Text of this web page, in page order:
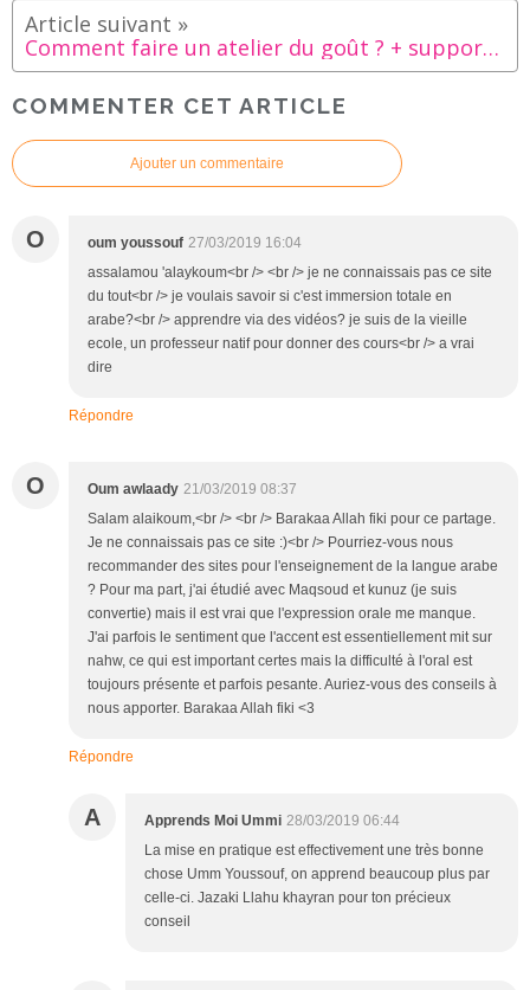
Comment faire un atelier du goût ? + supports gratuits à télécharger
COMMENTER CET ARTICLE
Ajouter un commentaire
O oum youssouf 27/03/2019 16:04
assalamou 'alaykoum<br /> <br /> je ne connaissais pas ce site
du tout<br /> je voulais savoir si c'est immersion totale en
arabe?<br /> apprendre via des vidéos? je suis de la vieille
ecole, un professeur natif pour donner des cours<br /> a vrai
dire
Répondre
O Oum awlaady 21/03/2019 08:37
Salam alaikoum,<br /> <br /> Barakaa Allah fiki pour ce partage.
Je ne connaissais pas ce site :)<br /> Pourriez-vous nous
recommander des sites pour l'enseignement de la langue arabe
? Pour ma part, j'ai étudié avec Maqsoud et kunuz (je suis
convertie) mais il est vrai que l'expression orale me manque.
J'ai parfois le sentiment que l'accent est essentiellement mit sur
nahw, ce qui est important certes mais la difficulté à l'oral est
toujours présente et parfois pesante. Auriez-vous des conseils à
nous apporter. Barakaa Allah fiki <3
Répondre
A Apprends Moi Ummi 28/03/2019 06:44
La mise en pratique est effectivement une très bonne
chose Umm Youssouf, on apprend beaucoup plus par
celle-ci. Jazaki Llahu khayran pour ton précieux
conseil